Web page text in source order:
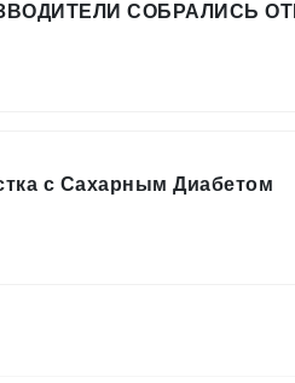
СОБРАЛИСЬ
с Сахарным Диабетом